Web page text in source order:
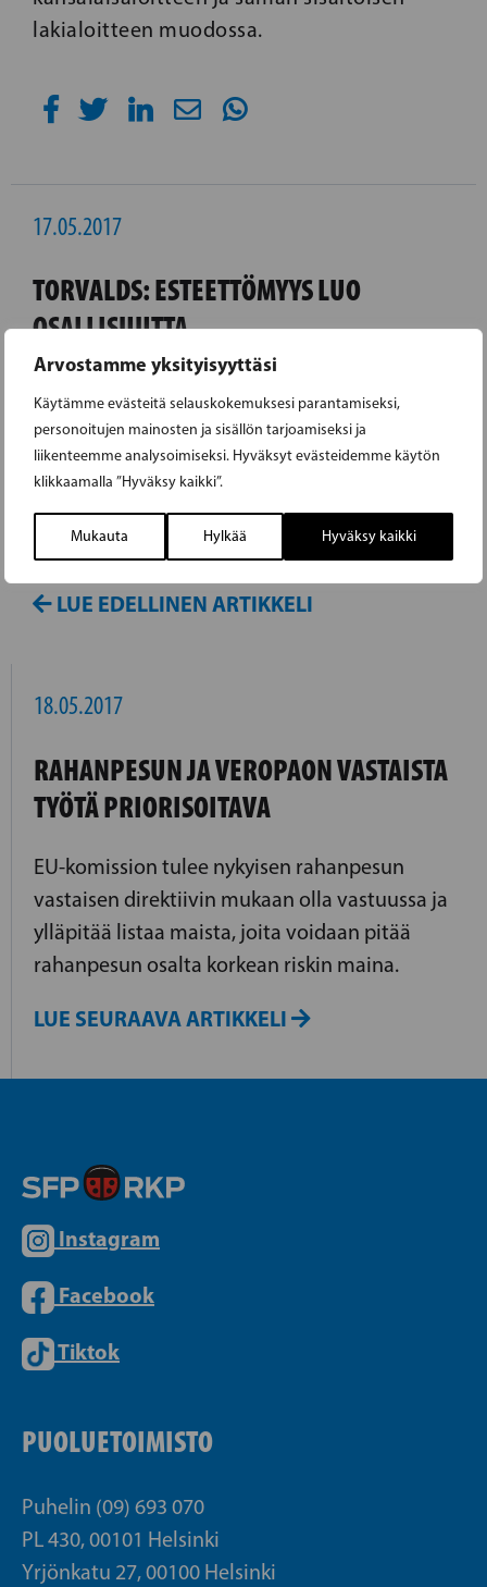
Arvostamme yksityisyyttäsi
Käytämme evästeitä selauskokemuksesi parantamiseksi,
personoitujen mainosten ja sisällön tarjoamiseksi ja
liikenteemme analysoimiseksi. Hyväksyt evästeidemme käytön
klikkaamalla ”Hyväksy kaikki”.
Mukauta Hylkää Hyväksy kaikki
lakialoitteen muodossa.
17.05.2017
TORVALDS: ESTEETTÖMYYS LUO
OSALLISUUTTA
esteettömyyspäivää. Kehitysvammaisten
vaikuttamisjärjestö FDUV:n entinen
puheenjohtaja, europarlamentaarikko Nils
Torvalds painottaa kaikkien yhdenvertaista
osallisuutta yhteiskuntaan.
LUE EDELLINEN ARTIKKELI
18.05.2017
RAHANPESUN JA VEROPAON VASTAISTA
TYÖTÄ PRIORISOITAVA
EU-komission tulee nykyisen rahanpesun
vastaisen direktiivin mukaan olla vastuussa ja
ylläpitää listaa maista, joita voidaan pitää
rahanpesun osalta korkean riskin maina.
LUE SEURAAVA ARTIKKELI
Instagram
Facebook
Tiktok
PUOLUETOIMISTO
Puhelin (09) 693 070
PL 430, 00101 Helsinki
Yrjönkatu 27, 00100 Helsinki